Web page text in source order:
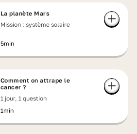
La planète Mars
Mission : système solaire
5min
Comment on attrape le
cancer ?
1 jour, 1 question
1min